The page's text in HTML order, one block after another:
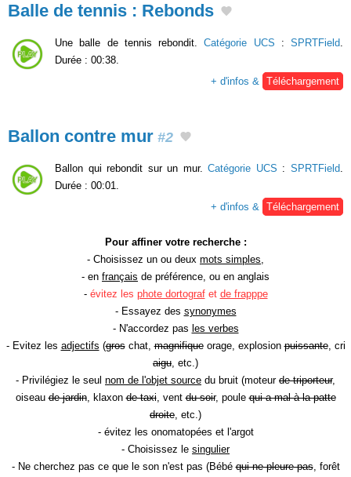
Balle de tennis : Rebonds
Une balle de tennis rebondit.Catégorie UCS : SPRTField
Durée : 00:38.
+ d'infos &
Téléchargement
Ballon contre mur #2
Ballon qui rebondit sur un mur.Catégorie UCS :SPRTField
Durée : 00:01.
+ d'infos &
Téléchargement
Pour affiner votre recherche :
- Choisissez un ou deux mots simples
- en français de préférence, ou en anglais
- évitez les phote dortografet de frapppe
- Essayez des synonymes
- N'accordez pas les verbes
- Evitez les adjectifs (groschat,magnifiqueorage, explosionpuissante, cri
aigu , etc.)
- Privilégiez le seul nom de l'objet source du bruit (moteur de triporteur,
oiseaude jardin, klaxonde taxi, ventdu soir, poulequi a mal à la patte
droite , etc.)
- évitez les onomatopées et l'argot
- Choisissez le singulier
- Ne cherchez pas ce que le son n'est pas (Bébéqui ne pleure pas, forêt